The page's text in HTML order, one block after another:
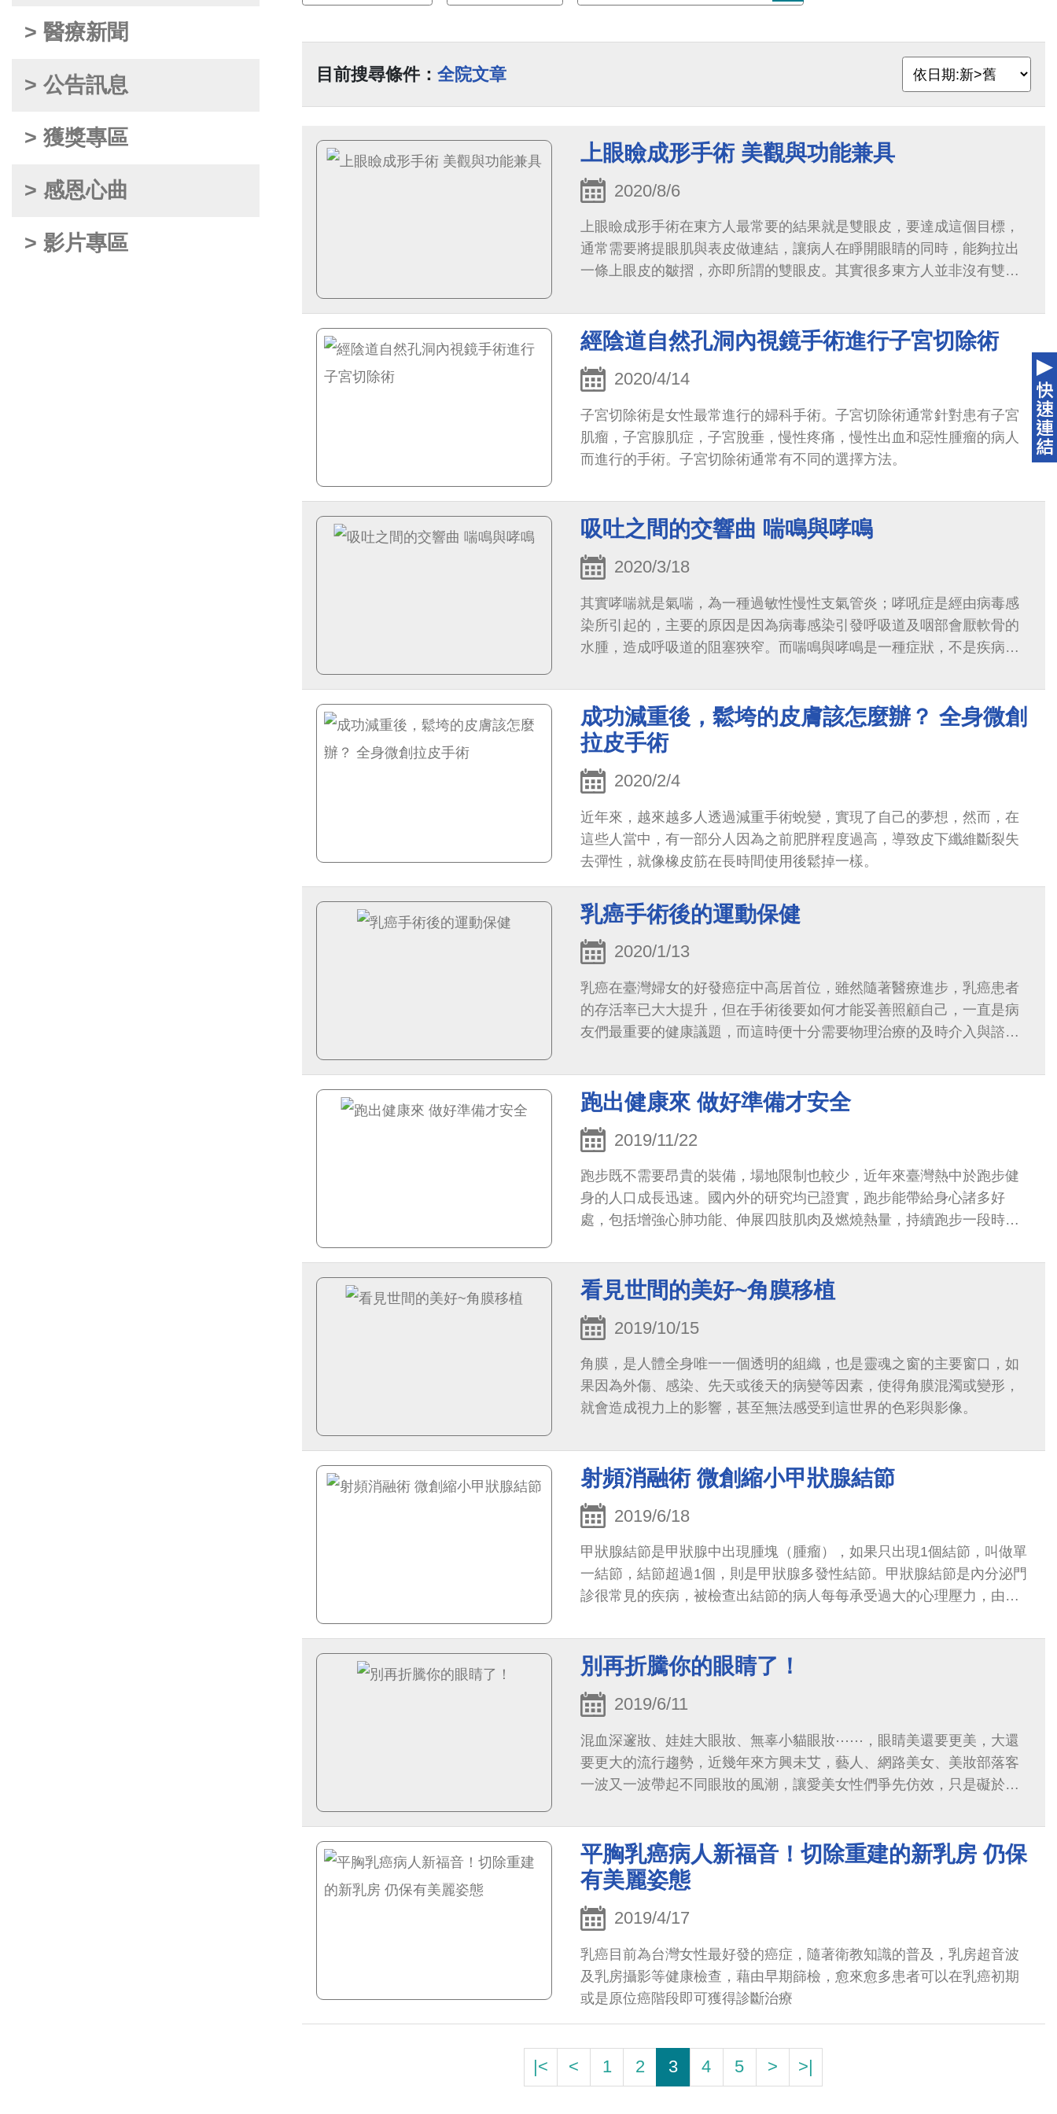
> 醫療新聞
> 公告訊息
> 獲獎專區
> 感恩心曲
> 影片專區
目前搜尋條件： 全院文章
上眼瞼成形手術 美觀與功能兼具
2020/8/6
上眼瞼成形手術在東方人最常要的結果就是雙眼皮，要達成這個目標，
通常需要將提眼肌與表皮做連結，讓病人在睜開眼睛的同時，能夠拉出
一條上眼皮的皺摺，亦即所謂的雙眼皮。其實很多東方人並非沒有雙眼
經陰道自然孔洞內視鏡手術進行子宮切除術
2020/4/14
子宮切除術是女性最常進行的婦科手術。子宮切除術通常針對患有子宮
肌瘤，子宮腺肌症，子宮脫垂，慢性疼痛，慢性出血和惡性腫瘤的病人
而進行的手術。子宮切除術通常有不同的選擇方法。
吸吐之間的交響曲 喘鳴與哮鳴
2020/3/18
其實哮喘就是氣喘，為一種過敏性慢性支氣管炎；哮吼症是經由病毒感
染所引起的，主要的原因是因為病毒感染引發呼吸道及咽部會厭軟骨的
水腫，造成呼吸道的阻塞狹窄。而喘鳴與哮鳴是一種症狀，不是疾病，
成功減重後，鬆垮的皮膚該怎麼辦？ 全身微創
拉皮手術
2020/2/4
近年來，越來越多人透過減重手術蛻變，實現了自己的夢想，然而，在
這些人當中，有一部分人因為之前肥胖程度過高，導致皮下纖維斷裂失
去彈性，就像橡皮筋在長時間使用後鬆掉一樣。
乳癌手術後的運動保健
2020/1/13
乳癌在臺灣婦女的好發癌症中高居首位，雖然隨著醫療進步，乳癌患者
的存活率已大大提升，但在手術後要如何才能妥善照顧自己，一直是病
友們最重要的健康議題，而這時便十分需要物理治療的及時介入與諮
跑出健康來 做好準備才安全
2019/11/22
跑步既不需要昂貴的裝備，場地限制也較少，近年來臺灣熱中於跑步健
身的人口成長迅速。國內外的研究均已證實，跑步能帶給身心諸多好
處，包括增強心肺功能、伸展四肢肌肉及燃燒熱量，持續跑步一段時間
看見世間的美好~角膜移植
2019/10/15
角膜，是人體全身唯一一個透明的組織，也是靈魂之窗的主要窗口，如
果因為外傷、感染、先天或後天的病變等因素，使得角膜混濁或變形，
就會造成視力上的影響，甚至無法感受到這世界的色彩與影像。
射頻消融術 微創縮小甲狀腺結節
2019/6/18
甲狀腺結節是甲狀腺中出現腫塊（腫瘤），如果只出現1個結節，叫做單
一結節，結節超過1個，則是甲狀腺多發性結節。甲狀腺結節是內分泌門
診很常見的疾病，被檢查出結節的病人每每承受過大的心理壓力，由於
別再折騰你的眼睛了！
2019/6/11
混血深邃妝、娃娃大眼妝、無辜小貓眼妝⋯⋯，眼睛美還要更美，大還
要更大的流行趨勢，近幾年來方興未艾，藝人、網路美女、美妝部落客
一波又一波帶起不同眼妝的風潮，讓愛美女性們爭先仿效，只是礙於亞
平胸乳癌病人新福音！切除重建的新乳房 仍保
有美麗姿態
2019/4/17
乳癌目前為台灣女性最好發的癌症，隨著衛教知識的普及，乳房超音波
及乳房攝影等健康檢查，藉由早期篩檢，愈來愈多患者可以在乳癌初期
或是原位癌階段即可獲得診斷治療
|< < 1 2 3 4 5 > >|